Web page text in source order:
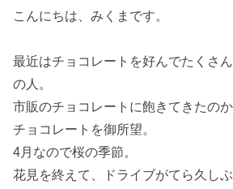
こんにちは、みくまです。
最近はチョコレートを好んでたくさ
の人。
市販のチョコレートに飽きてきたの
チョコレートを御所望。
4月なので桜の季節。
花見を終えて、ドライブがてら久し